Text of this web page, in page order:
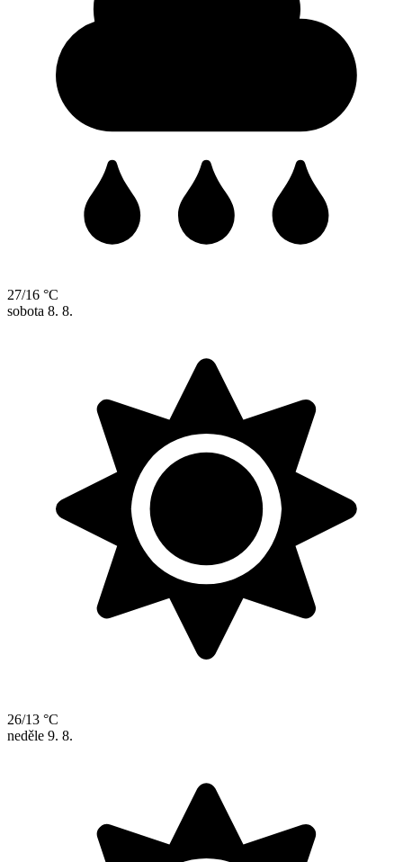
27/16 °C
sobota 8. 8.
26/13 °C
neděle 9. 8.